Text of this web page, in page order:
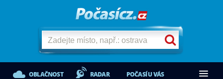
OBLAČNOST RADAR POČASÍ U VÁS